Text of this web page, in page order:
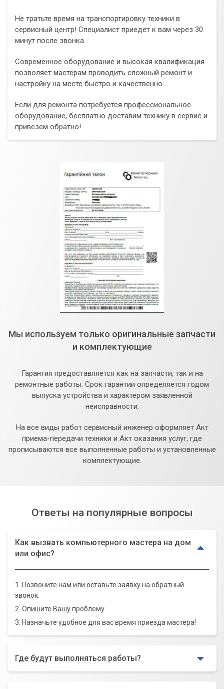
Не тратьте время на транспортировку техники в
сервисный центр! Специалист приедет к вам через 30
минут после звонка.
Современное оборудование и высокая квалификация
позволяет мастерам проводить сложный ремонт и
настройку на месте быстро и качественно.
Если для ремонта потребуется профессиональное
оборудование, бесплатно доставим технику в сервис и
привезем обратно!
Мы используем только оригинальные запчасти
и комплектующие
Гарантия предоставляется как на запчасти, так и на
ремонтные работы. Срок гарантии определяется годом
выпуска устройства и характером заявленной
неисправности.
На все виды работ сервисный инженер оформляет Акт
приема-передачи техники и Акт оказания услуг, где
прописываются все выполненные работы и установленные
комплектующие.
Ответы на популярные вопросы
Как вызвать компьютерного мастера на дом
или офис?
1. Позвоните нам или оставьте заявку на обратный
звонок.
2. Опишите Вашу проблему.
3. Назначьте удобное для вас время приезда мастера!
Где будут выполняться работы?